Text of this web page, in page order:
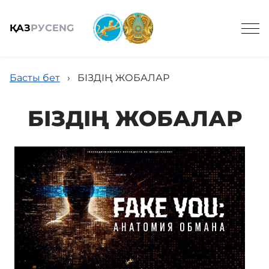
ҚАЗРУСENG
Құрамы
Жобалар
Қызметтер
Басты бет › БІЗДІҢ ЖОБАЛАР
БІЗДІҢ ЖОБАЛАР